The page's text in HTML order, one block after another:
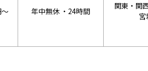
年中無休 ・24時間
関東・関
宮